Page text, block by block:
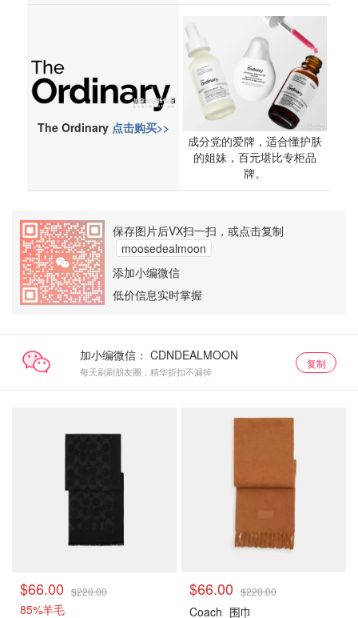
The Ordinary 点击购买>>
成分党的爱牌，适合懂护肤
的姐妹，百元堪比专柜品
牌。
保存图片后VX扫一扫，或点击复制
moosedealmoon
添加小编微信
低价信息实时掌握
加小编微信：
每天刷刷朋友圈，精华折扣不漏掉
复制
$66.00 $220.00
85%羊毛
$66.00 $220.00
Coach 围巾